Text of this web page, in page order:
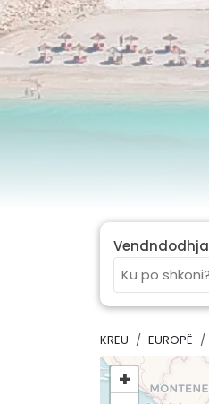
Vendndodhja
KREU EUROPË
+